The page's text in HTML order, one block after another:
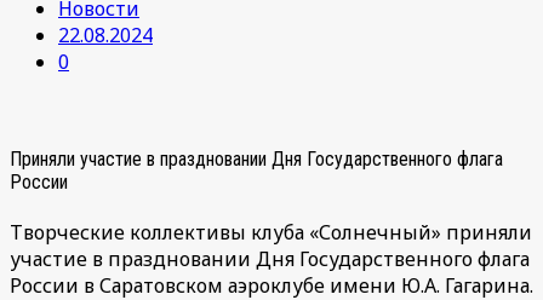
Новости
22.08.2024
0
Приняли участие в праздновании Дня Государственного флага
России
Творческие коллективы клуба «Солнечный» приняли
участие в праздновании Дня Государственного флага
России в Саратовском аэроклубе имени Ю.А. Гагарина.